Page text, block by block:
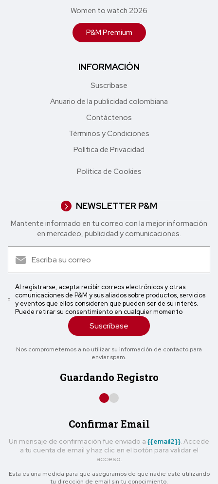
Women to watch 2026
P&M Premium
INFORMACIÓN
Suscríbase
Anuario de la publicidad colombiana
Contáctenos
Términos y Condiciones
Política de Privacidad
Política de Cookies
NEWSLETTER P&M
Mantente informado en tu correo con la mejor in formación
en mercadeo, publicidad y comunicaciones.
Al registrarse, acepta recibir correos electrónicos y otras
comunicaciones de P&M y sus aliados sobre productos, servicios
y eventos que ellos consideren que pueden ser de su interés.
Puede retirar su consentimiento en cualquier momento
Suscríbase
Nos comprometemos a no utilizar su información de contacto para
enviar spam.
Guardando Registro
Confirmar Email
Un mensaje de confirmación fue enviado a {{email2}}. Accede
a tu cuenta de email y haz clic en el botón para validar el
acceso.
Esta es una medida para que asegurarnos de que nadie esté utilizando
tu dirección de email sin tu conocimiento.